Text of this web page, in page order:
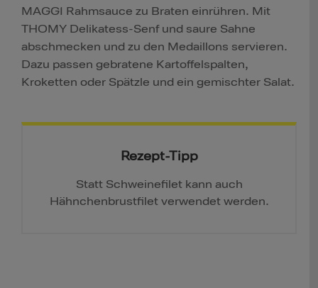
MAGGI Rahmsauce zu Braten einrühren. Mit
THOMY Delikatess-Senf und saure Sahne
abschmecken und zu den Medaillons servieren.
Dazu passen gebratene Kartoffelspalten,
Kroketten oder Spätzle und ein gemischter Salat.
Rezept-Tipp
Statt Schweinefilet kann auch
Hähnchenbrustfilet verwendet werden.